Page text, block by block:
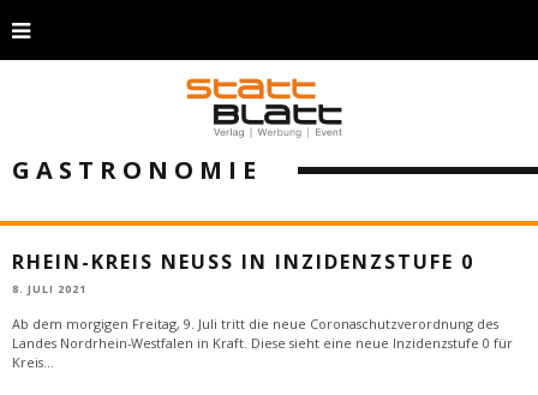
GASTRONOMIE
RHEIN-KREIS NEUSS IN INZIDENZSTUFE 0
8. JULI 2021
Ab dem morgigen Freitag, 9. Juli tritt die neue Coronaschutzverordnung des
Landes Nordrhein-Westfalen in Kraft. Diese sieht eine neue Inzidenzstufe 0 für
Kreis...